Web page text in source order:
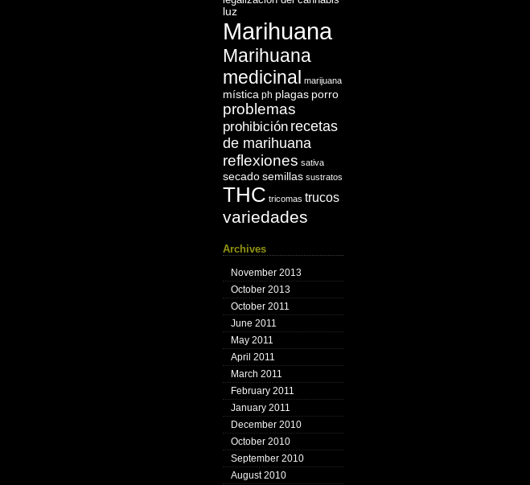
luz
Marihuana
Marihuana
medicinal marijuana
mística ph plagas porro
problemas
prohibición recetas
de marihuana
reflexiones sativa
secado semillas sustratos
THC tricomas trucos
variedades
Archives
November 2013
October 2013
October 2011
June 2011
May 2011
April 2011
March 2011
February 2011
January 2011
December 2010
October 2010
September 2010
August 2010